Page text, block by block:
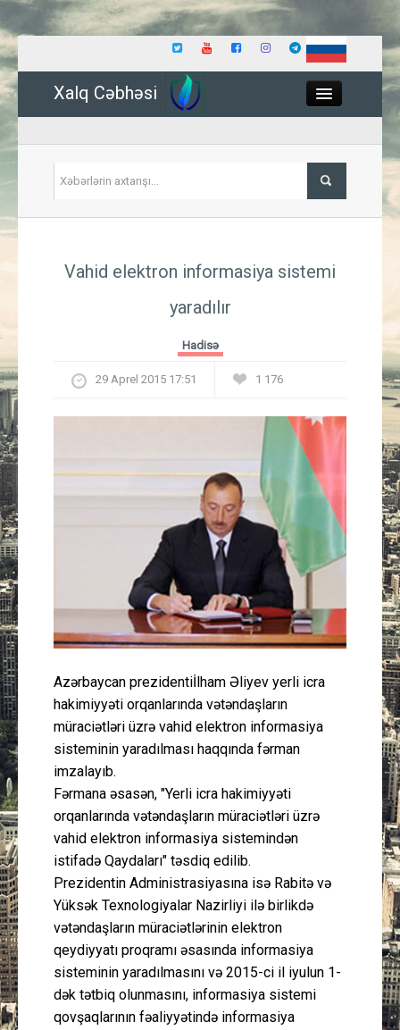
Xalq Cəbhəsi
İqtisadiyyat
Güney Azərbaycan
Mədəniyyət
Müsahibə
Layihə
Gündəm
Peşə etikası
Əlaqə
Vahid elektron informasiya sistemi
yaradılır
Hadisə
29 Aprel 2015 17:51 1 176
Azərbaycan prezidentiİlham Əliyev yerli icra
hakimiyyəti orqanlarında vətəndaşların
müraciətləri üzrə vahid elektron informasiya
sisteminin yaradılması haqqında fərman
imzalayıb.
Fərmana əsasən, "Yerli icra hakimiyyəti
orqanlarında vətəndaşların müraciətləri üzrə
vahid elektron informasiya sistemindən
istifadə Qaydaları" təsdiq edilib.
Prezidentin Administrasiyasına isə Rabitə və
Yüksək Texnologiyalar Nazirliyi ilə birlikdə
vətəndaşların müraciətlərinin elektron
qeydiyyatı proqramı əsasında informasiya
sisteminin yaradılmasını və 2015-ci il iyulun 1-
dək tətbiq olunmasını, informasiya sistemi
qovşaqlarının fəaliyyətində informasiya